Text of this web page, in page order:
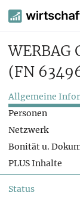
WERBAG
(FN
Allgemeine
Personen
Netzwerk
Bonität u.
PLUS Inhalte
Status